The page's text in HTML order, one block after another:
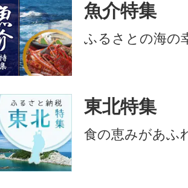
魚介特集
ふるさとの海の
東北特集
食の恵みがあふ